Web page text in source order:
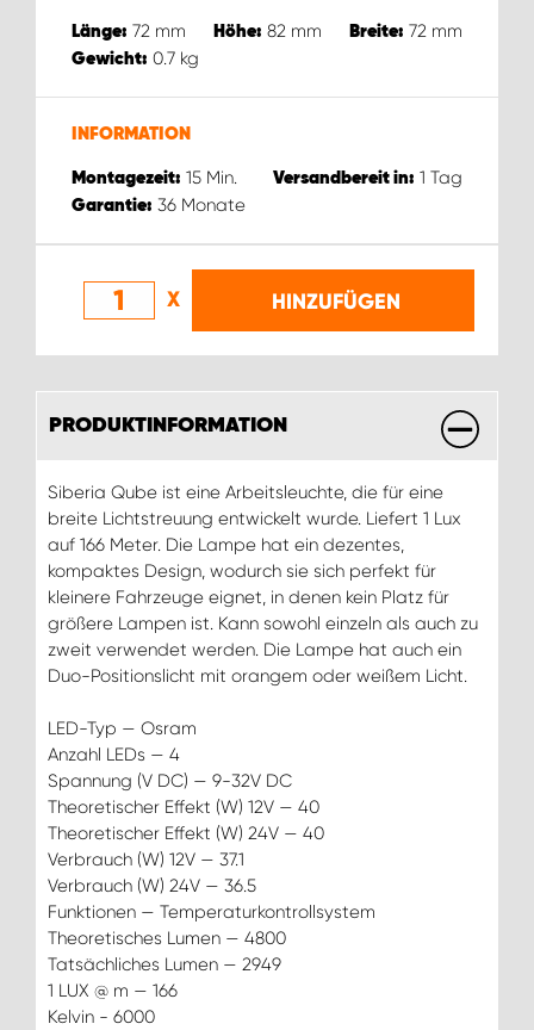
Länge: 72 mm Höhe: 82 mm Breite: 72 mm
Gewicht: 0.7 kg
INFORMATION
Montagezeit: 15 Min. Versandbereit in: 1 Tag
Garantie: 36 Monate
X HINZUFÜGEN
PRODUKTINFORMATION
Siberia Qube ist eine Arbeitsleuchte, die für eine
breite Lichtstreuung entwickelt wurde. Liefert 1 Lux
auf 166 Meter. Die Lampe hat ein dezentes,
kompaktes Design, wodurch sie sich perfekt für
kleinere Fahrzeuge eignet, in denen kein Platz für
größere Lampen ist. Kann sowohl einzeln als auch zu
zweit verwendet werden. Die Lampe hat auch ein
Duo-Positionslicht mit orangem oder weißem Licht.
LED-Typ — Osram
Anzahl LEDs — 4
Spannung (V DC) — 9-32V DC
Theoretischer Effekt (W) 12V — 40
Theoretischer Effekt (W) 24V — 40
Verbrauch (W) 12V — 37.1
Verbrauch (W) 24V — 36.5
Funktionen — Temperaturkontrollsystem
Theoretisches Lumen — 4800
Tatsächliches Lumen — 2949
1 LUX @ m — 166
Kelvin - 6000